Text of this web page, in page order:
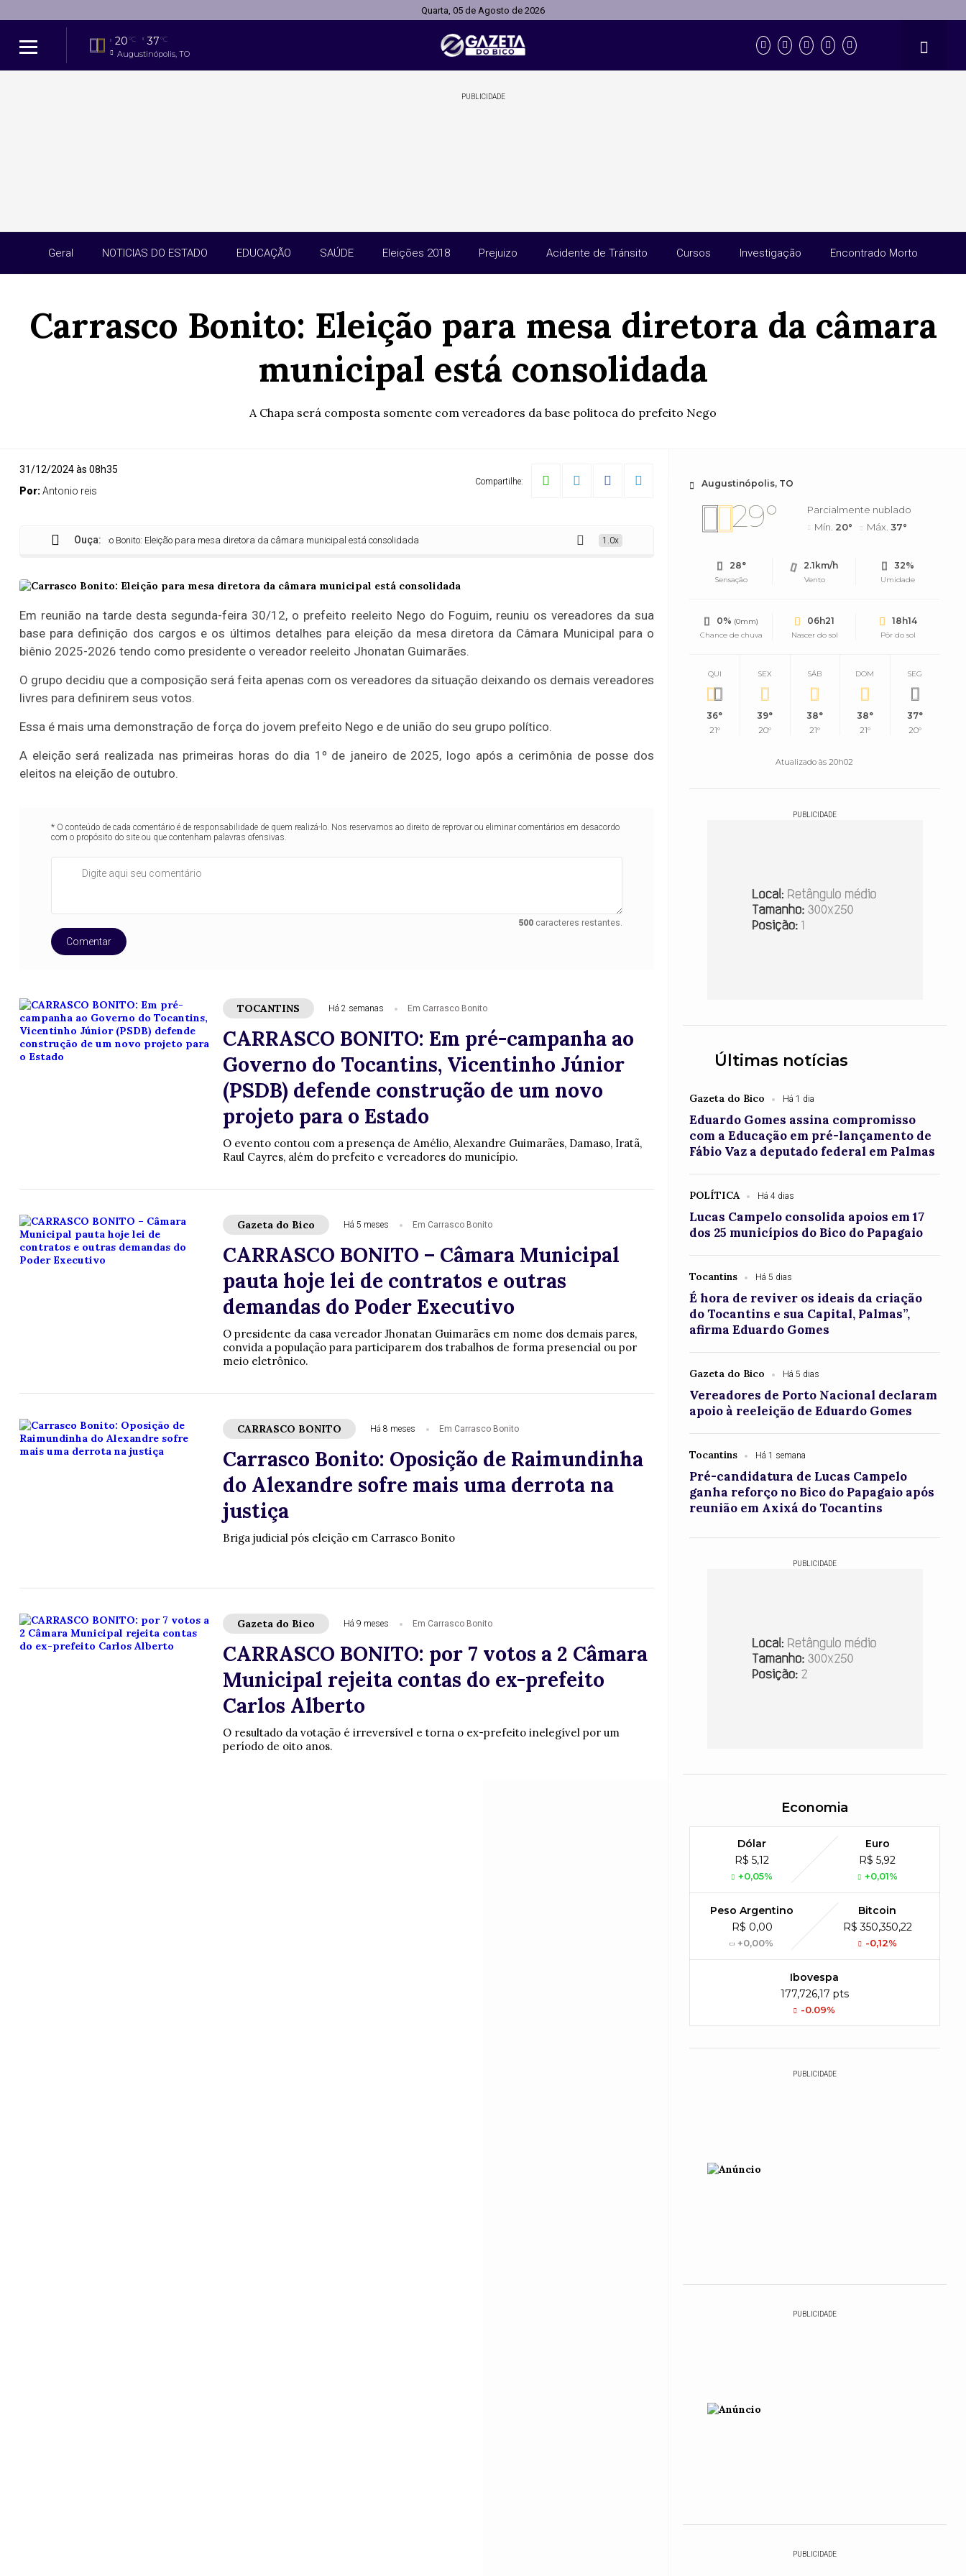
Quarta, 05 de Agosto de 2026
20°C 37°C
Augustinópolis, TO
PUBLICIDADE
Geral NOTICIAS DO ESTADO EDUCAÇÃO SAÚDE Eleições 2018 Prejuizo Acidente de Tránsito Cursos Investigação Encontrado Morto
Carrasco Bonito: Eleição para mesa diretora da câmara
municipal está consolidada
A Chapa será composta somente com vereadores da base politoca do prefeito Nego
31/12/2024 às 08h35
Por:Antonio reis
Compartilhe:
Ouça:
Carrasco Bonito: Eleição para mesa diretora da câmara municipal está consolidada 1.0x
Em reunião na tarde desta segunda-feira 30/12, o prefeito reeleito Nego do Foguim, reuniu os vereadores da sua
base para definição dos cargos e os últimos detalhes para eleição da mesa diretora da Câmara Municipal para o
biênio 2025-2026 tendo como presidente o vereador reeleito Jhonatan Guimarães.
O grupo decidiu que a composição será feita apenas com os vereadores da situação deixando os demais vereadores
livres para definirem seus votos.
Essa é mais uma demonstração de força do jovem prefeito Nego e de união do seu grupo político.
A eleição será realizada nas primeiras horas do dia 1º de janeiro de 2025, logo após a cerimônia de posse dos
eleitos na eleição de outubro.
* O conteúdo de cada comentário é de responsabilidade de quem realizá-lo. Nos reservamos ao direito de reprovar ou eliminar comentários em desacordo
com o propósito do site ou que contenham palavras ofensivas.
500caracteres restantes.
Comentar
TOCANTINS Há 2 semanas Em Carrasco Bonito
CARRASCO BONITO: Em pré-campanha ao
Governo do Tocantins, Vicentinho Júnior
(PSDB) defende construção de um novo
projeto para o Estado
O evento contou com a presença de Amélio, Alexandre Guimarães, Damaso, Iratã,
Raul Cayres, além do prefeito e vereadores do município.
Gazeta do Bico Há 5 meses Em Carrasco Bonito
CARRASCO BONITO – Câmara Municipal
pauta hoje lei de contratos e outras
demandas do Poder Executivo
O presidente da casa vereador Jhonatan Guimarães em nome dos demais pares,
convida a população para participarem dos trabalhos de forma presencial ou por
meio eletrônico.
CARRASCO BONITO Há 8 meses Em Carrasco Bonito
Carrasco Bonito: Oposição de Raimundinha
do Alexandre sofre mais uma derrota na
justiça
Briga judicial pós eleição em Carrasco Bonito
Gazeta do Bico Há 9 meses Em Carrasco Bonito
CARRASCO BONITO: por 7 votos a 2 Câmara
Municipal rejeita contas do ex-prefeito
Carlos Alberto
O resultado da votação é irreversível e torna o ex-prefeito inelegível por um
período de oito anos.
Augustinópolis, TO
29°
Parcialmente nublado
Mín. 20° Máx.37°
28°
Sensação
2.1km/h
Vento
32%
Umidade
0% (0mm)
Chance de chuva
06h21
Nascer do sol
18h14
Pôr do sol
QUI
36°
21°
SEX
39°
20°
SÁB
38°
21°
DOM
38°
21°
SEG
37°
20°
Atualizado às 20h02
PUBLICIDADE
Últimas notícias
Gazeta do Bico Há 1 dia
Eduardo Gomes assina compromisso
com a Educação em pré-lançamento de
Fábio Vaz a deputado federal em Palmas
POLÍTICA Há 4 dias
Lucas Campelo consolida apoios em 17
dos 25 municípios do Bico do Papagaio
Tocantins Há 5 dias
É hora de reviver os ideais da criação
do Tocantins e sua Capital, Palmas”,
afirma Eduardo Gomes
Gazeta do Bico Há 5 dias
Vereadores de Porto Nacional declaram
apoio à reeleição de Eduardo Gomes
Tocantins Há 1 semana
Pré-candidatura de Lucas Campelo
ganha reforço no Bico do Papagaio após
reunião em Axixá do Tocantins
PUBLICIDADE
Economia
Dólar
R$ 5,12
+0,05%
Euro
R$ 5,92
+0,01%
Peso Argentino
R$ 0,00
+0,00%
Bitcoin
R$ 350,350,22
-0,12%
Ibovespa
177,726,17 pts
-0.09%
PUBLICIDADE
PUBLICIDADE
PUBLICIDADE